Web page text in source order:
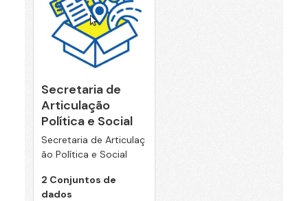
Secretaria de
Articulação
Política e Social
Secretaria de Articulaç
ão Política e Social
2 Conjuntos de
dados